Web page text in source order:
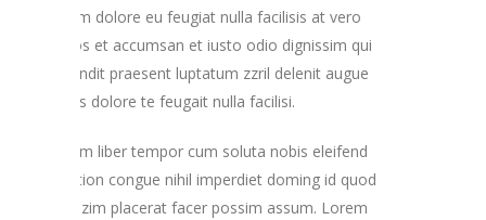
illum dolore eu feugiat nulla facilisis at vero
eros et accumsan et iusto odio dignissim qui
blandit praesent luptatum zzril delenit augue
duis dolore te feugait nulla facilisi.
Nam liber tempor cum soluta nobis eleifend
option congue nihil imperdiet doming id quod
mazim placerat facer possim assum. Lorem